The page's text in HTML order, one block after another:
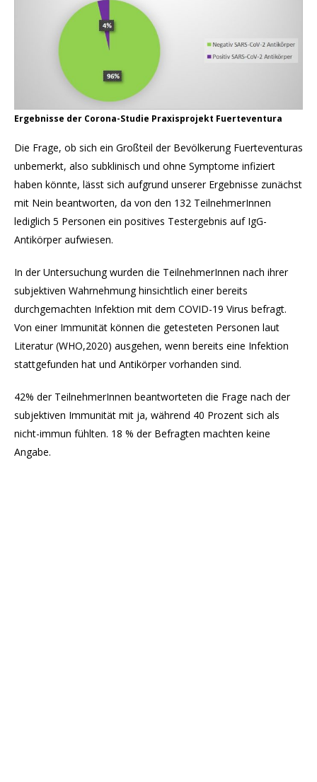
Ergebnisse der Corona-Studie Praxisprojekt Fuerteventura
Die Frage, ob sich ein Großteil der Bevölkerung Fuerteventuras
unbemerkt, also subklinisch und ohne Symptome infiziert
haben könnte, lässt sich aufgrund unserer Ergebnisse zunächst
mit Nein beantworten, da von den 132 TeilnehmerInnen
lediglich 5 Personen ein positives Testergebnis auf IgG-
Antikörper aufwiesen.
In der Untersuchung wurden die TeilnehmerInnen nach ihrer
subjektiven Wahrnehmung hinsichtlich einer bereits
durchgemachten Infektion mit dem COVID-19 Virus befragt.
Von einer Immunität können die getesteten Personen laut
Literatur (WHO,2020) ausgehen, wenn bereits eine Infektion
stattgefunden hat und Antikörper vorhanden sind.
42% der TeilnehmerInnen beantworteten die Frage nach der
subjektiven Immunität mit ja, während 40 Prozent sich als
nicht-immun fühlten. 18 % der Befragten machten keine
Angabe.